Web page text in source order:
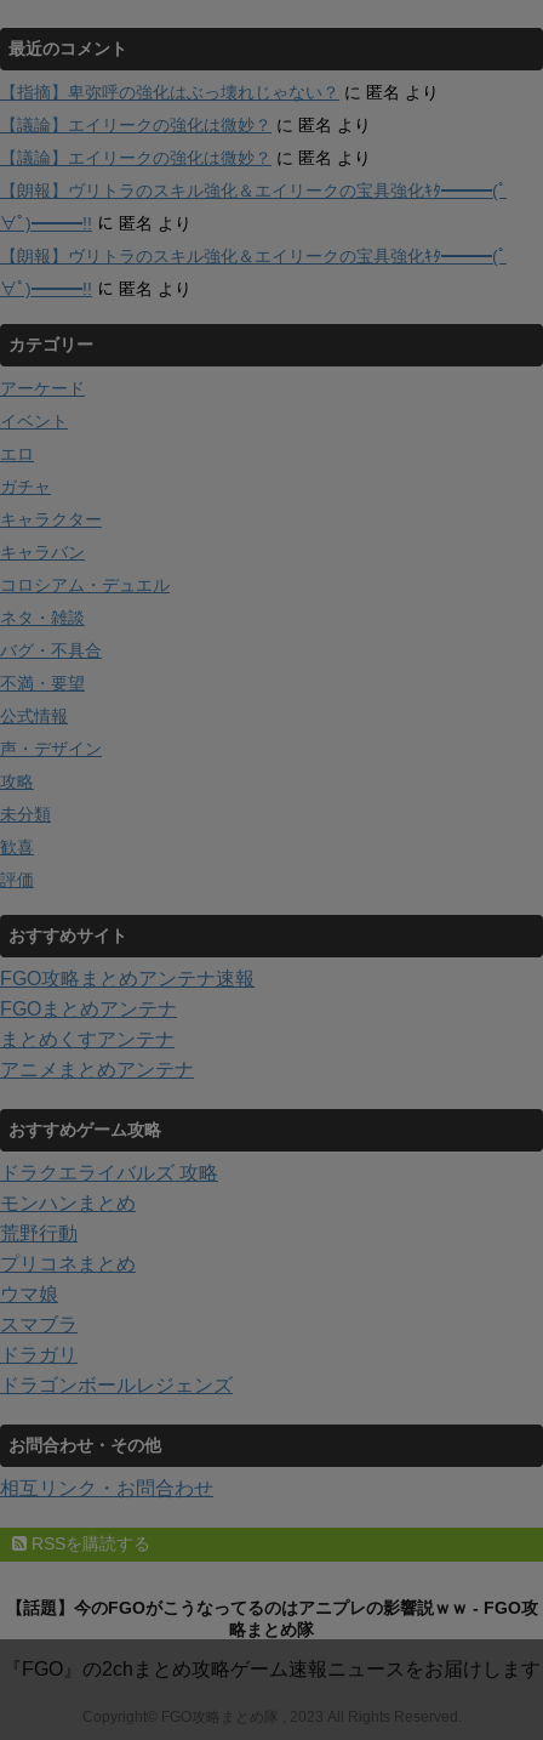
最近のコメント
【指摘】卑弥呼の強化はぶっ壊れじゃない？ に 匿名 より
【議論】エイリークの強化は微妙？ に 匿名 より
【議論】エイリークの強化は微妙？ に 匿名 より
【朗報】ヴリトラのスキル強化＆エイリークの宝具強化ｷﾀ━━━(ﾟ
∀ﾟ)━━━!! に 匿名 より
【朗報】ヴリトラのスキル強化＆エイリークの宝具強化ｷﾀ━━━(ﾟ
∀ﾟ)━━━!! に 匿名 より
カテゴリー
アーケード
イベント
エロ
ガチャ
キャラクター
キャラバン
コロシアム・デュエル
ネタ・雑談
バグ・不具合
不満・要望
公式情報
声・デザイン
攻略
未分類
歓喜
評価
おすすめサイト
FGO攻略まとめアンテナ速報
FGOまとめアンテナ
まとめくすアンテナ
アニメまとめアンテナ
おすすめゲーム攻略
ドラクエライバルズ 攻略
モンハンまとめ
荒野行動
プリコネまとめ
ウマ娘
スマブラ
ドラガリ
ドラゴンボールレジェンズ
お問合わせ・その他
相互リンク・お問合わせ
RSSを購読する
【話題】今のFGOがこうなってるのはアニプレの影響説ｗｗ - FGO攻
略まとめ隊
『FGO』の2chまとめ攻略ゲーム速報ニュースをお届けします
Copyright© FGO攻略まとめ隊 , 2023 All Rights Reserved.